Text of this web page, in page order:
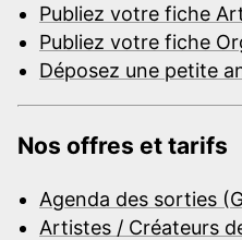
Publiez votre fiche
Publiez votre fiche
Déposez une petite
Nos offres et tarifs
Agenda des sorties
Artistes / Créateurs